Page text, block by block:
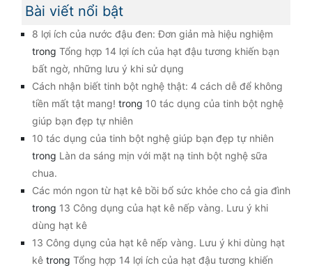
Bài viết nổi bật
8 lợi ích của nước đậu đen: Đơn giản mà hiệu nghiệm
trong Tổng hợp 14 lợi ích của hạt đậu tương khiến bạn
bất ngờ, những lưu ý khi sử dụng
Cách nhận biết tinh bột nghệ thật: 4 cách dễ để không
tiền mất tật mang! trong 10 tác dụng của tinh bột nghệ
giúp bạn đẹp tự nhiên
10 tác dụng của tinh bột nghệ giúp bạn đẹp tự nhiên
trong Làn da sáng mịn với mặt nạ tinh bột nghệ sữa
chua.
Các món ngon từ hạt kê bồi bổ sức khỏe cho cả gia đình
trong 13 Công dụng của hạt kê nếp vàng. Lưu ý khi
dùng hạt kê
13 Công dụng của hạt kê nếp vàng. Lưu ý khi dùng hạt
kê trong Tổng hợp 14 lợi ích của hạt đậu tương khiến